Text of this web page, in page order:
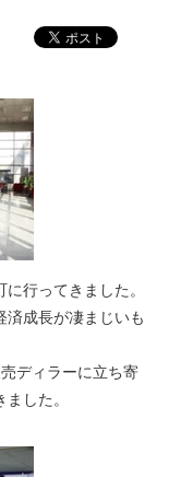
行ってきました。
済成長が凄まじいも
ディラーに立ち寄
した。